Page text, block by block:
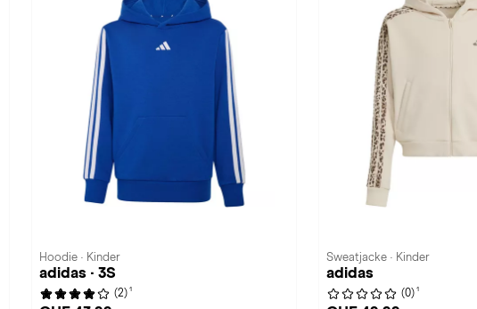
Hoodie · Kinder
adidas · 3S
(2) 1
Sweatjacke · Kinder
adidas
(0) 1